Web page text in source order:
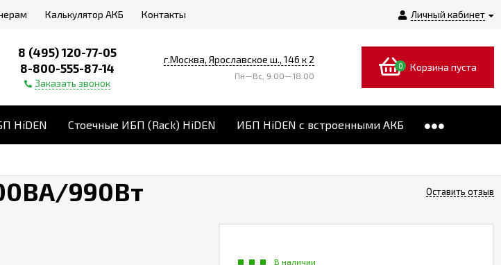
Личный кабинет
Калькулятор АКБ Контакты
8 (495) 120-77-05
8-800-555-87-14
Заказать звонок
г.Москва, Ярославское ш., 146 к 2
Пн—Вс, 9:00—18:00
0 Корзина пуста
HiDEN Стоечные ИБП (Rack) HiDEN ИБП HiDEN с встроенными АКБ
990Вт Оставить отзыв
В наличии